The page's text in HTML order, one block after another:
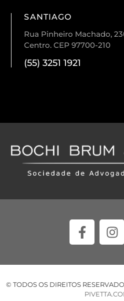
SANTIAGO
Rua Pinheiro Machado,
Centro. CEP 97700-210
(55) 3251 1921
© TODOS OS DIREITOS